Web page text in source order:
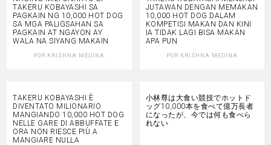
TAKERU KOBAYASHI SA
PAGKAIN NG 10,000 HOT DOG
SA MGA PALIGSAHAN SA
PAGKAIN AT NGAYON AY
WALA NA SIYANG MAKAIN
POR KRISHNA MEDINA
JUTAWAN DENGAN MEMAKAN
10,000 HOT DOG DALAM
KOMPETISI MAKAN DAN KINI
IA TIDAK LAGI BISA MAKAN
APA PUN
POR KRISHNA MEDINA
TAKERU KOBAYASHI È
DIVENTATO MILIONARIO
MANGIANDO 10,000 HOT DOG
NELLE GARE DI ABBUFFATE E
ORA NON RIESCE PIÙ A
MANGIARE NULLA
小林尊は大食い競技でホットド
ッグ10,000本を食べて億万長者
になったが、今では何も食べら
れない